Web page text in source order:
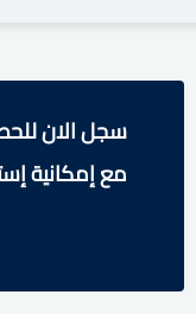
سجل الان
مع إمكانية